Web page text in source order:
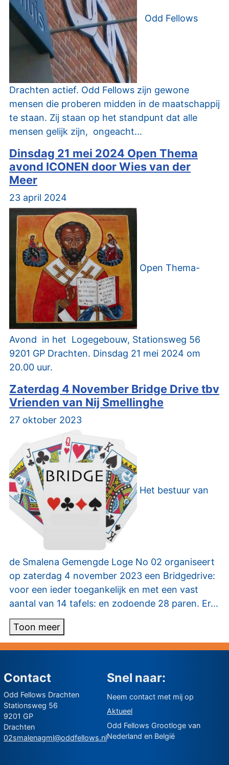
Odd Fellows
Drachten actief. Odd Fellows zijn gewone
mensen die proberen midden in de maatschappij
te staan. Zij staan op het standpunt dat alle
mensen gelijk zijn, ongeacht...
Dinsdag 21 mei 2024 Open Thema
avond ICONEN door Wies van der
Meer
23 april 2024
Open Thema-
Avond in het Logegebouw, Stationsweg 56
9201 GP Drachten. Dinsdag 21 mei 2024 om
20.00 uur.
Zaterdag 4 November Bridge Drive tbv
Vrienden van Nij Smellinghe
27 oktober 2023
Het bestuur van
de Smalena Gemengde Loge No 02 organiseert
op zaterdag 4 november 2023 een Bridgedrive:
voor een ieder toegankelijk en met een vast
aantal van 14 tafels: en zodoende 28 paren. Er...
Toon meer
Contact
Odd Fellows Drachten
Stationsweg 56
9201 GP
Drachten
02smalenagml@oddfellows.nl
Snel naar:
Neem contact met mij op
Aktueel
Odd Fellows Grootloge van
Nederland en België